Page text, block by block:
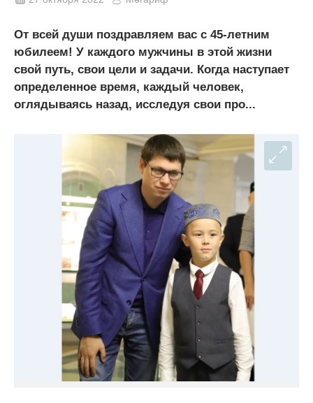
От всей души поздравляем вас с 45-летним
юбилеем! У каждого мужчины в этой жизни
свой путь, свои цели и задачи. Когда наступает
определенное время, каждый человек,
оглядываясь назад, исследуя свои про...